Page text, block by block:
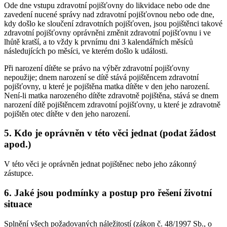
Ode dne vstupu zdravotní pojišťovny do likvidace nebo ode dne
zavedení nucené správy nad zdravotní pojišťovnou nebo ode dne,
kdy došlo ke sloučení zdravotních pojišťoven, jsou pojištěnci takové
zdravotní pojišťovny oprávněni změnit zdravotní pojišťovnu i ve
lhůtě kratší, a to vždy k prvnímu dni 3 kalendářních měsíců
následujících po měsíci, ve kterém došlo k události.
Při narození dítěte se právo na výběr zdravotní pojišťovny
nepoužije; dnem narození se dítě stává pojištěncem zdravotní
pojišťovny, u které je pojištěna matka dítěte v den jeho narození.
Není-li matka narozeného dítěte zdravotně pojištěna, stává se dnem
narození dítě pojištěncem zdravotní pojišťovny, u které je zdravotně
pojištěn otec dítěte v den jeho narození.
5. Kdo je oprávněn v této věci jednat (podat žádost
apod.)
V této věci je oprávněn jednat pojištěnec nebo jeho zákonný
zástupce.
6. Jaké jsou podmínky a postup pro řešení životní
situace
Splnění všech požadovaných náležitostí (zákon č. 48/1997 Sb., o